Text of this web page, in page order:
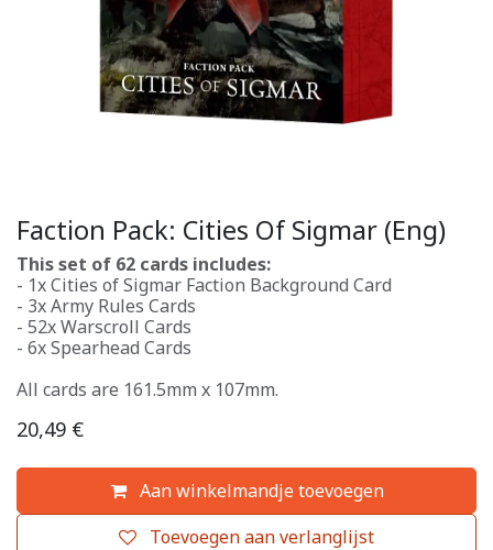
Faction Pack: Cities Of Sigmar (Eng)
This set of 62 cards includes:
- 1x Cities of Sigmar Faction Background Card
- 3x Army Rules Cards
- 52x Warscroll Cards
- 6x Spearhead Cards
All cards are 161.5mm x 107mm.
20,49 €
Aan winkelmandje toevoegen
Toevoegen aan verlanglijst